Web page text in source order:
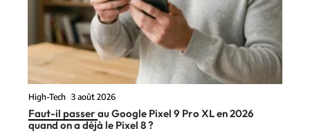
High-Tech 3 août 2026
Faut-il passer au Google Pixel 9 Pro XL en 2026
quand on a déjà le Pixel 8 ?